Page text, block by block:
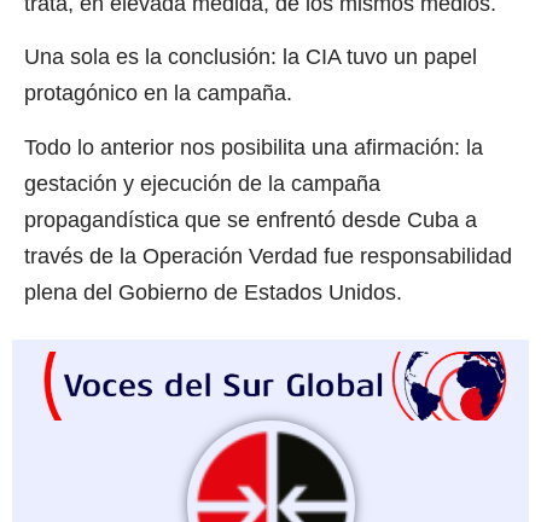
Una sola es la conclusión: la CIA tuvo un papel
protagónico en la campaña.
Todo lo anterior nos posibilita una afirmación: la
gestación y ejecución de la campaña
propagandística que se enfrentó desde Cuba a
través de la Operación Verdad fue responsabilidad
plena del Gobierno de Estados Unidos.